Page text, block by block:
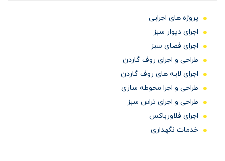
پروژه های اجرایی
اجرای دیوار سبز
اجرای فضای سبز
طراحی و اجرای روف گاردن
اجرای لایه های روف گاردن
طراحی و اجرا محوطه سازی
طراحی و اجرای تراس سبز
اجرای فلاورباکس
خدمات نگهداری